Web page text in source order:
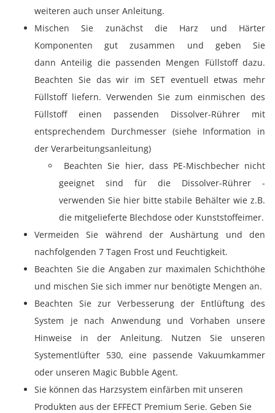
weiteren auch unser Anleitung.
Mischen Sie zunächst die Harz und Härter
Komponenten gut zusammen und geben Sie
dann Anteilig die passenden Mengen Füllstoff dazu.
Beachten Sie das wir im SET eventuell etwas mehr
Füllstoff liefern. Verwenden Sie zum einmischen des
Füllstoff einen passenden Dissolver-Rührer mit
entsprechendem Durchmesser (siehe Information in
der Verarbeitungsanleitung)
Beachten Sie hier, dass PE-Mischbecher nicht
geeignet sind für die Dissolver-Rührer -
verwenden Sie hier bitte stabile Behälter wie z.B.
die mitgelieferte Blechdose oder Kunststoffeimer.
Vermeiden Sie während der Aushärtung und den
nachfolgenden 7 Tagen Frost und Feuchtigkeit.
Beachten Sie die Angaben zur maximalen Schichthöhe
und mischen Sie sich immer nur benötigte Mengen an.
Beachten Sie zur Verbesserung der Entlüftung des
System je nach Anwendung und Vorhaben unsere
Hinweise in der Anleitung. Nutzen Sie unseren
Systementlüfter 530, eine passende Vakuumkammer
oder unseren Magic Bubble Agent.
Sie können das Harzsystem einfärben mit unseren
Produkten aus der EFFECT Premium Serie. Geben Sie